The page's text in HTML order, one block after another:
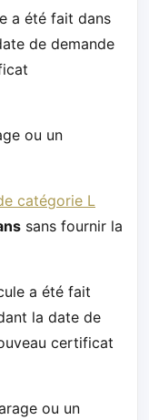
a été fait dans
de demande
ou un
catégorie L
sans fournir la
a été fait
la date de
certificat
ou un